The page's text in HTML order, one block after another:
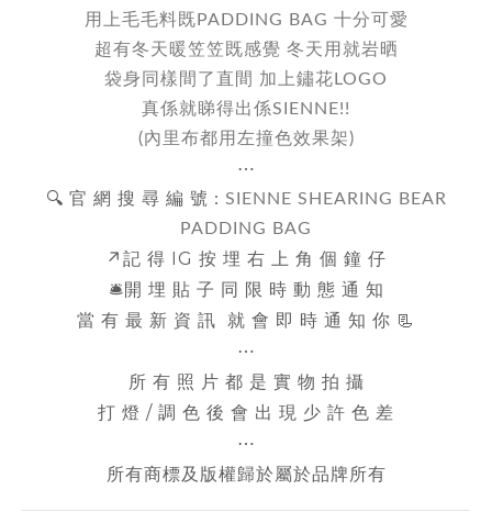
用上毛毛料既PADDING BAG 十分可愛
超有冬天暖笠笠既感覺 冬天用就岩晒
袋身同樣間了直間 加上鏽花LOGO
真係就睇得出係SIENNE!!
(內里布都用左撞色效果架)
⋯
🔍 官 網 搜 尋 編 號 : SIENNE SHEARING BEAR
PADDING BAG
↗️記 得 IG 按 埋 右 上 角 個 鐘 仔
🛎️開 埋 貼 子 同 限 時 動 態 通 知
當 有 最 新 資 訊 就 會 即 時 通 知 你 📃
⋯
所 有 照 片 都 是 實 物 拍 攝
打 燈 / 調 色 後 會 出 現 少 許 色 差
⋯
所有商標及版權歸於屬於品牌所有